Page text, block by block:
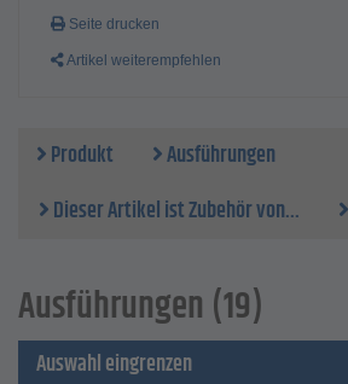
Seite drucken
Artikel weiterempfehlen
Produkt
Ausführungen
Dieser Artikel ist Zubehör von...
Ausführungen (19)
Auswahl eingrenzen